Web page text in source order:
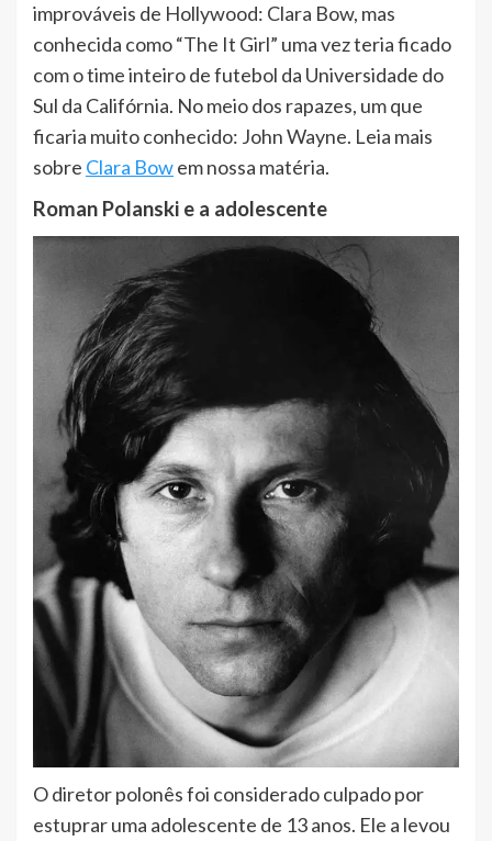
improváveis de Hollywood: Clara Bow, mas
conhecida como “The It Girl” uma vez teria ficado
com o time inteiro de futebol da Universidade do
Sul da Califórnia. No meio dos rapazes, um que
ficaria muito conhecido: John Wayne. Leia mais
sobre Clara Bowem nossa matéria.
Roman Polanski e a adolescente
O diretor polonês foi considerado culpado por
estuprar uma adolescente de 13 anos. Ele a levou